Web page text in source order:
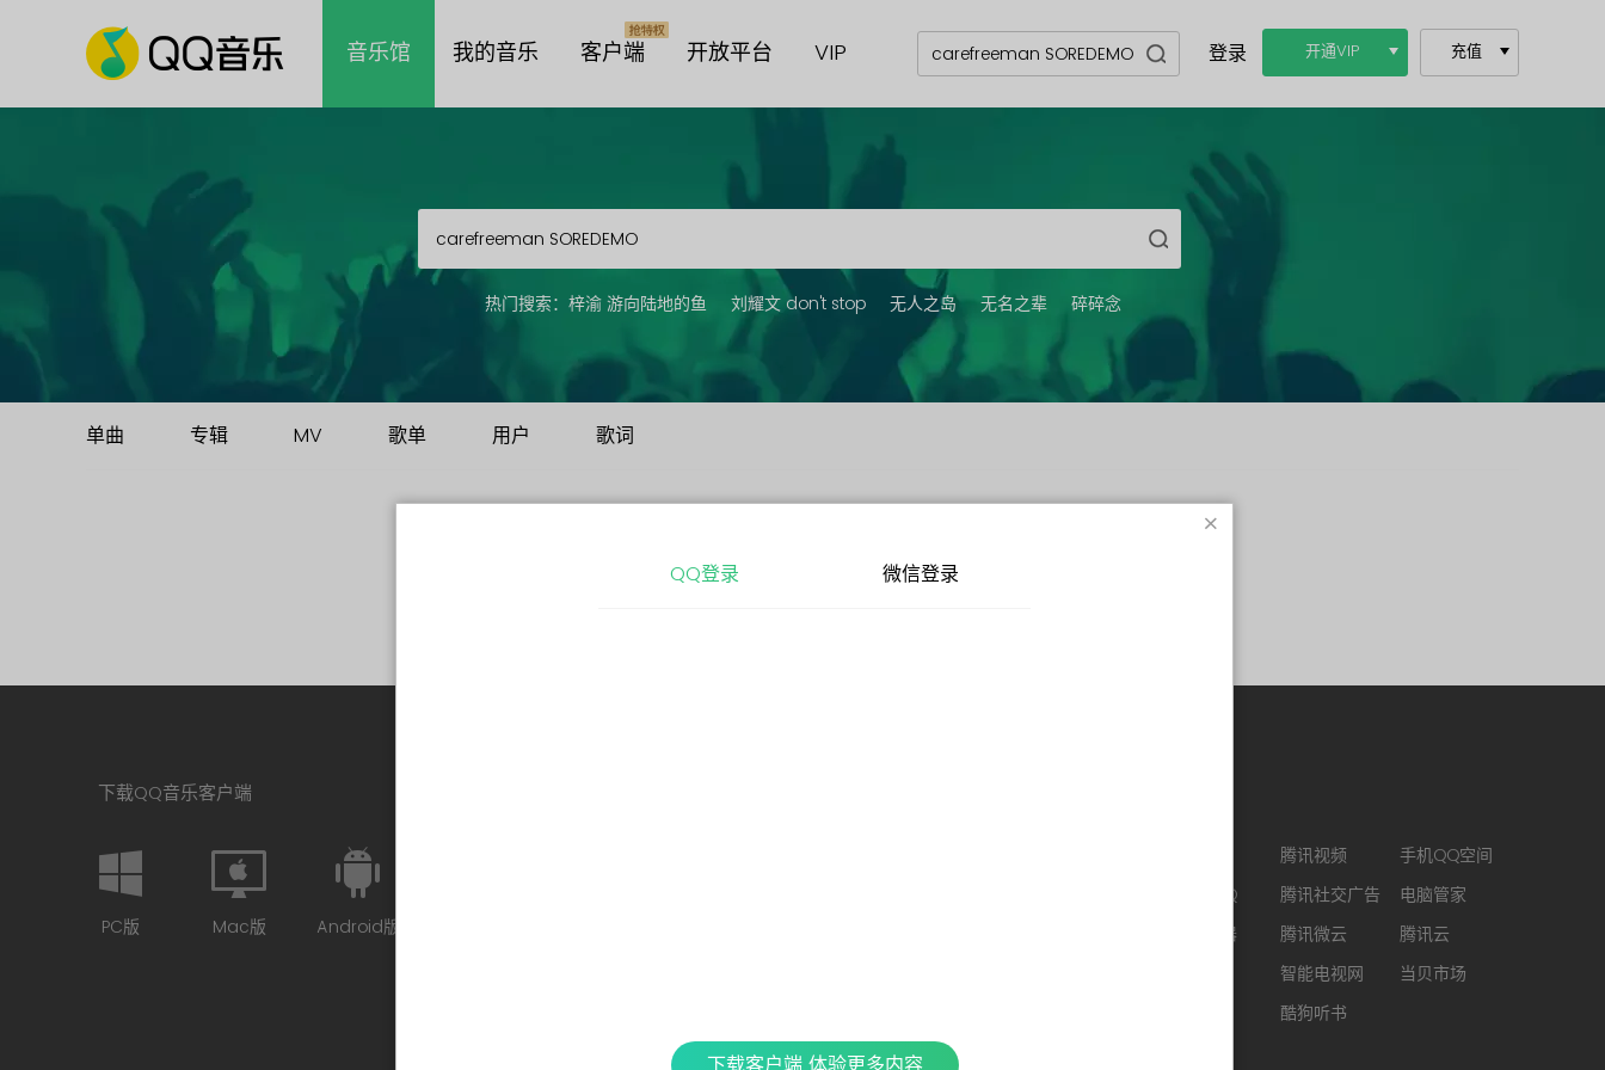
音乐馆 我的音乐 客户端 开放平台 VIP 登录 开通VIP 充值
热门搜索： 梓渝 游向陆地的鱼 刘耀文 don't stop 无人之岛 无名之辈 碎碎念
单曲 专辑 MV 歌单 用户 歌词
查看更多内容，请下载客户端
下载QQ音乐客户端
PC版 Mac版 Android版
腾讯视频
手机QQ空间
最新版QQ
腾讯社交广告
电脑管家
QQ浏览器
腾讯微云
腾讯云
智能电视网
当贝市场
酷狗听书
QQ登录 微信登录